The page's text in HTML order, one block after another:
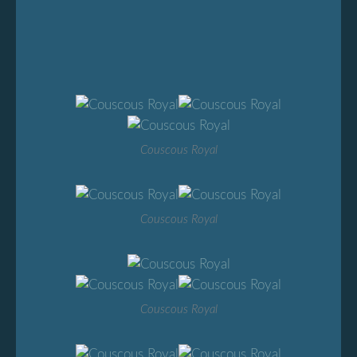
Couscous Royal
Couscous Royal
Couscous Royal